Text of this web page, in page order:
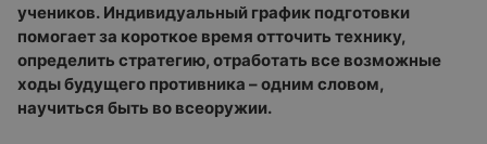
учеников. Индивидуальный график подготовки
помогает за короткое время отточить технику,
определить стратегию, отработать все возможные
ходы будущего противника – одним словом,
научиться быть во всеоружии.